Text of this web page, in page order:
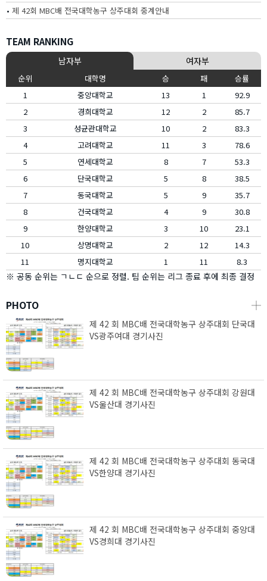
• 제 42회 MBC배 전국대학농구 상주대회 중계안내
TEAM RANKING
남자부 여자부
순위 대학명 승 패
승률
1
중앙대학교 13 1
92.9
2
경희대학교 12 2
85.7
3
성균관대학교 10 2
83.3
4
고려대학교 11 3
78.6
5
연세대학교 8 7
53.3
6
단국대학교 5 8
38.5
7
동국대학교 5 9
35.7
8
건국대학교 4 9
30.8
9
한양대학교 3 10
23.1
10
상명대학교 2 12
14.3
11
명지대학교 1 11 8.3
※ 공동 순위는 ㄱㄴㄷ 순으로 정렬. 팀 순위는 리그 종료 후에 최종 결정
PHOTO ┼
제 42 회 MBC배 전국대학농구 상주대회 단국대
VS광주여대 경기사진
제 42 회 MBC배 전국대학농구 상주대회 강원대
VS울산대 경기사진
제 42 회 MBC배 전국대학농구 상주대회 동국대
VS한양대 경기사진
제 42 회 MBC배 전국대학농구 상주대회 중앙대
VS경희대 경기사진